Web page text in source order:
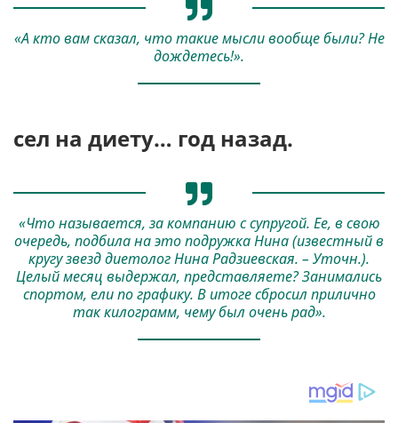
«А кто вам сказал, что такие мысли вообще были? Не
дождетесь!».
сел на диету… год назад.
«Что называется, за компанию с супругой. Ее, в свою
очередь, подбила на это подружка Нина (известный в
кругу звезд диетолог Нина Радзиевская. – Уточн.).
Целый месяц выдержал, представляете? Занимались
спортом, ели по графику. В итоге сбросил прилично
так килограмм, чему был очень рад».